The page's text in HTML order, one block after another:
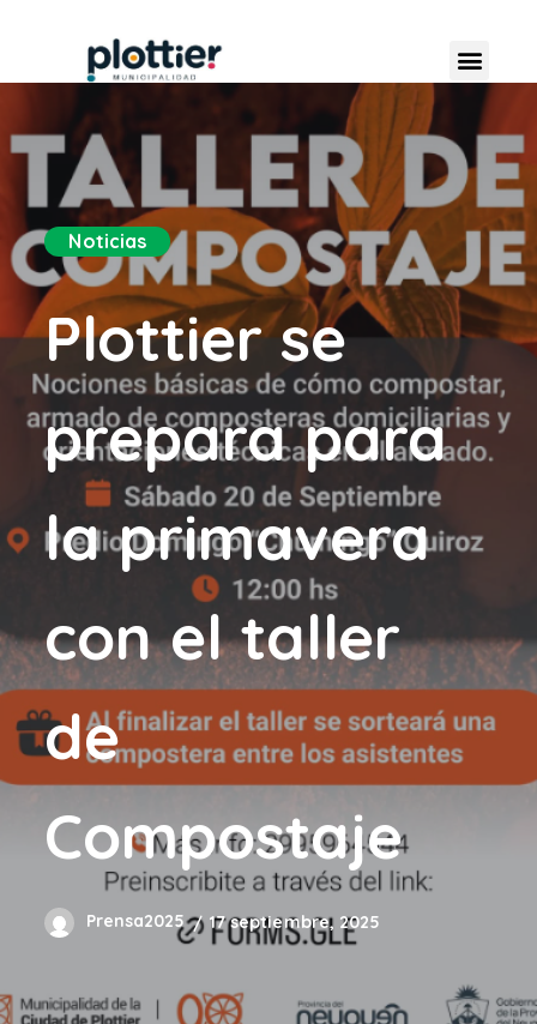
Noticias
Plottier se
prepara para
la primavera
con el taller
de
Compostaje
Prensa2025 17 septiembre, 2025